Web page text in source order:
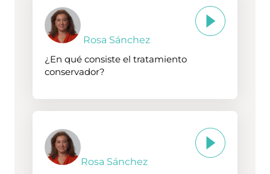
Rosa Sánchez
¿En qué consiste el tratamiento
conservador?
Rosa Sánchez